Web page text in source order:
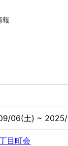
報
06(土) ~
目町会